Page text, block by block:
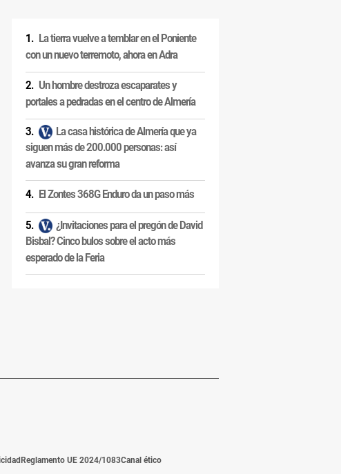
La tierra vuelve a temblar en el Poniente
con un nuevo terremoto, ahora en Adra
Un hombre destroza escaparates y
portales a pedradas en el centro de Almería
La casa histórica de Almería que ya
siguen más de 200.000 personas: así
avanza su gran reforma
El Zontes 368G Enduro da un paso más
¿Invitaciones para el pregón de David
Bisbal? Cinco bulos sobre el acto más
esperado de la Feria
Reglamento UE 2024/1083Canal ético